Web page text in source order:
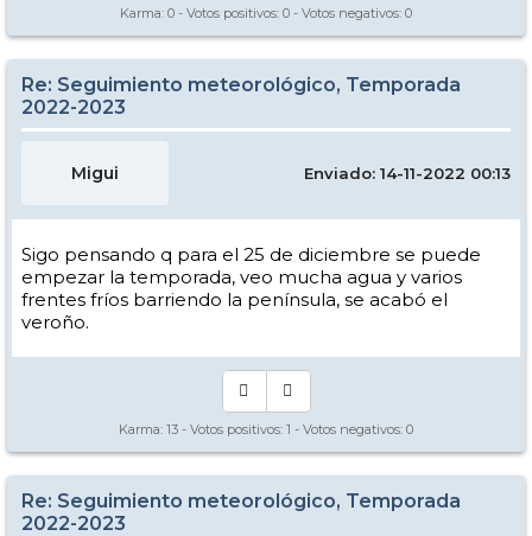
Karma: 0 - Votos positivos: 0 - Votos negativos: 0
Re: Seguimiento meteorológico, Temporada
2022-2023
Migui Enviado: 14-11-2022 00:13
Sigo pensando q para el 25 de diciembre se puede
empezar la temporada, veo mucha agua y varios
frentes fríos barriendo la península, se acabó el
veroño.
Karma: 13 - Votos positivos: 1 - Votos negativos: 0
Re: Seguimiento meteorológico, Temporada
2022-2023